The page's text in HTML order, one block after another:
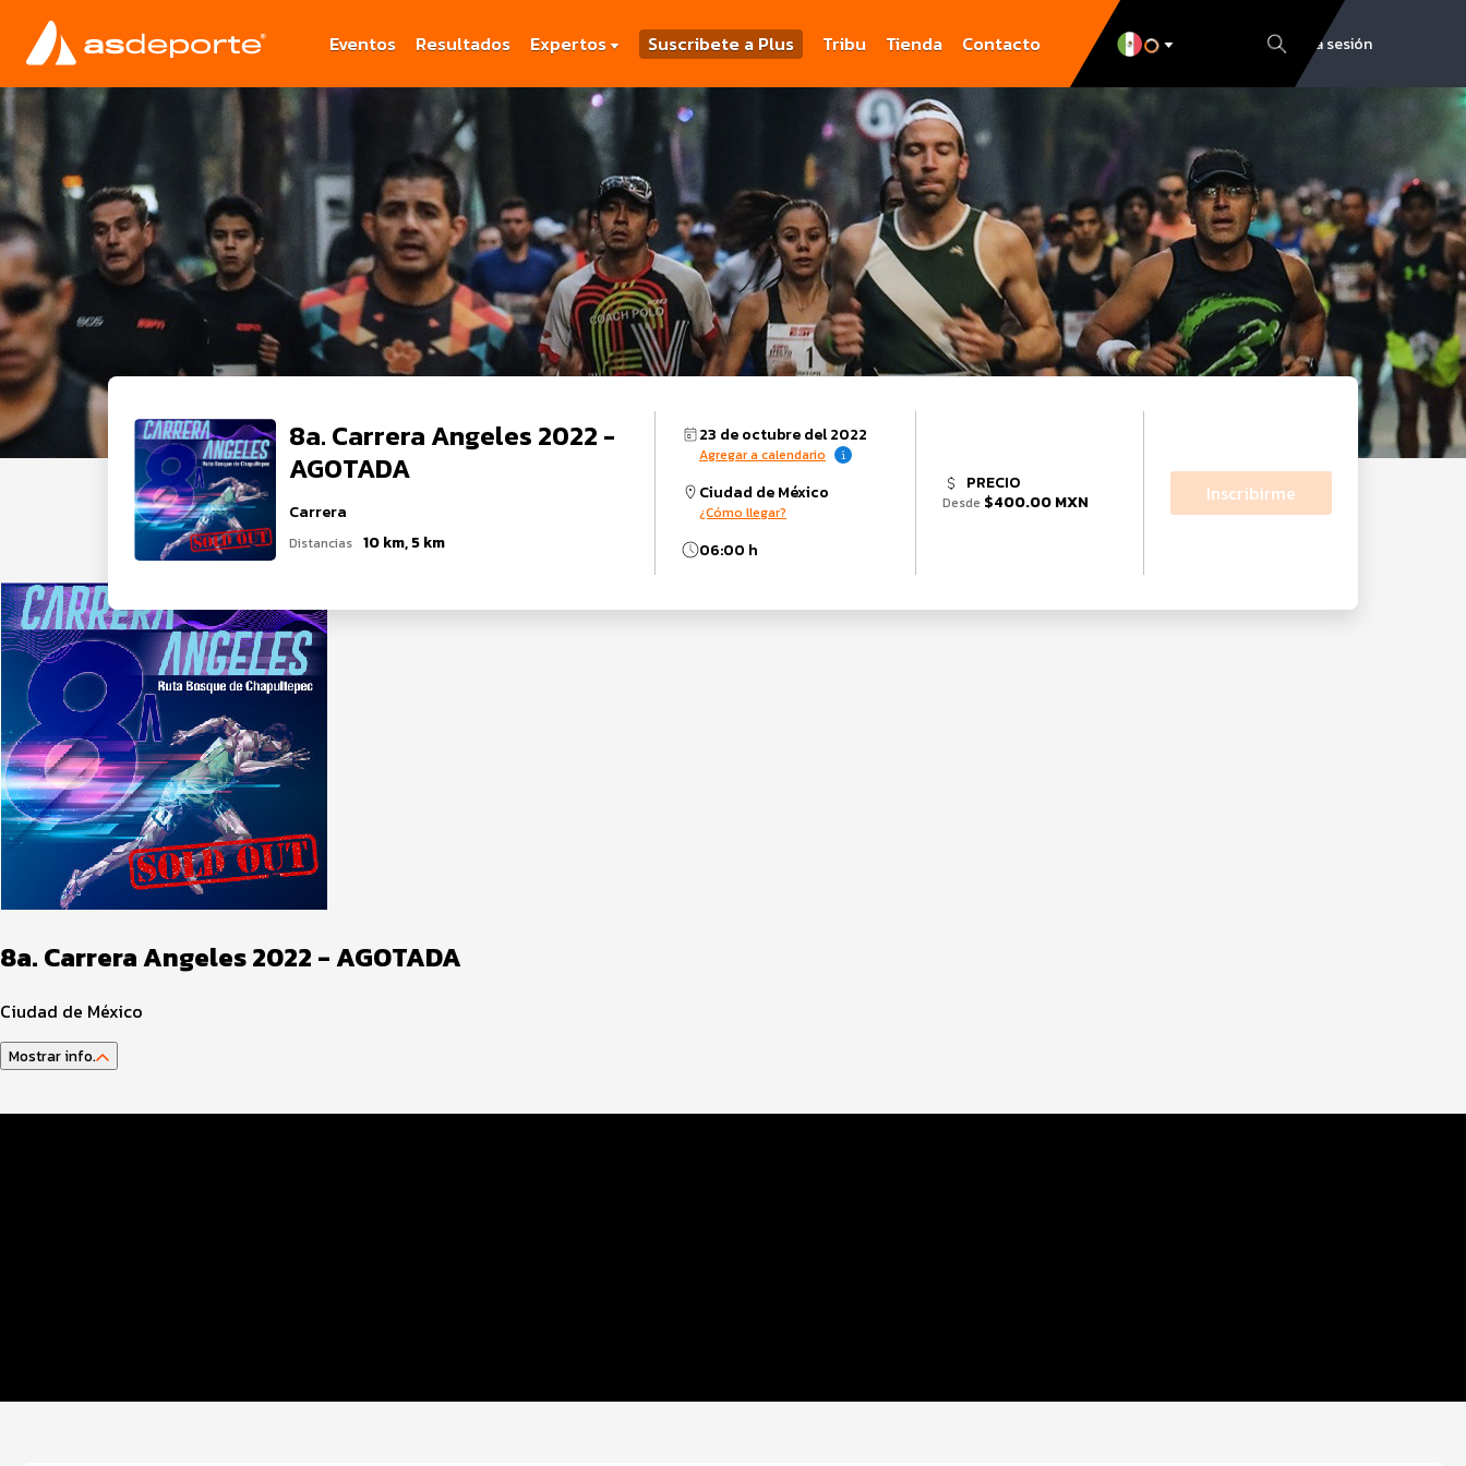
Eventos Resultados Expertos Suscribete a Plus Tribu Tienda Contacto Inicia sesión
8a. Carrera Angeles 2022 -
AGOTADA
Carrera
Distancias 10 km, 5 km
23 de octubre del 2022
Agregar a calendario
Ciudad de México
¿Cómo llegar?
06:00 h
PRECIO
Desde $400.00 MXN Inscribirme
8a. Carrera Angeles 2022 - AGOTADA
Ciudad de México
Mostrar info.